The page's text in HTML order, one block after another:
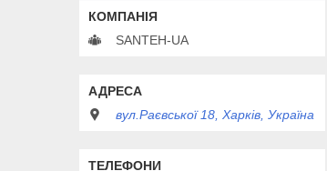
SANTEH-UA
вул.Раєвської 18, Харків, Україна